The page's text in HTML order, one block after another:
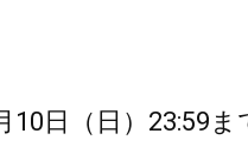
10日（日）23:59ま